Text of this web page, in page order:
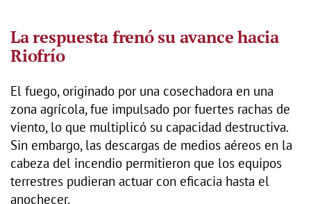
La respuesta frenó su avance hacia
Riofrío
El fuego, originado por una cosechadora en una
zona agrícola, fue impulsado por fuertes rachas de
viento, lo que multiplicó su capacidad destructiva.
Sin embargo, las descargas de medios aéreos en la
cabeza del incendio permitieron que los equipos
terrestres pudieran actuar con eficacia hasta el
anochecer.